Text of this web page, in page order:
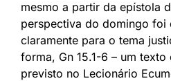
mesmo a partir da epístola
perspectiva do domingo foi
claramente para o tema
forma, Gn 15.1-6 – um texto
previsto no Lecionário